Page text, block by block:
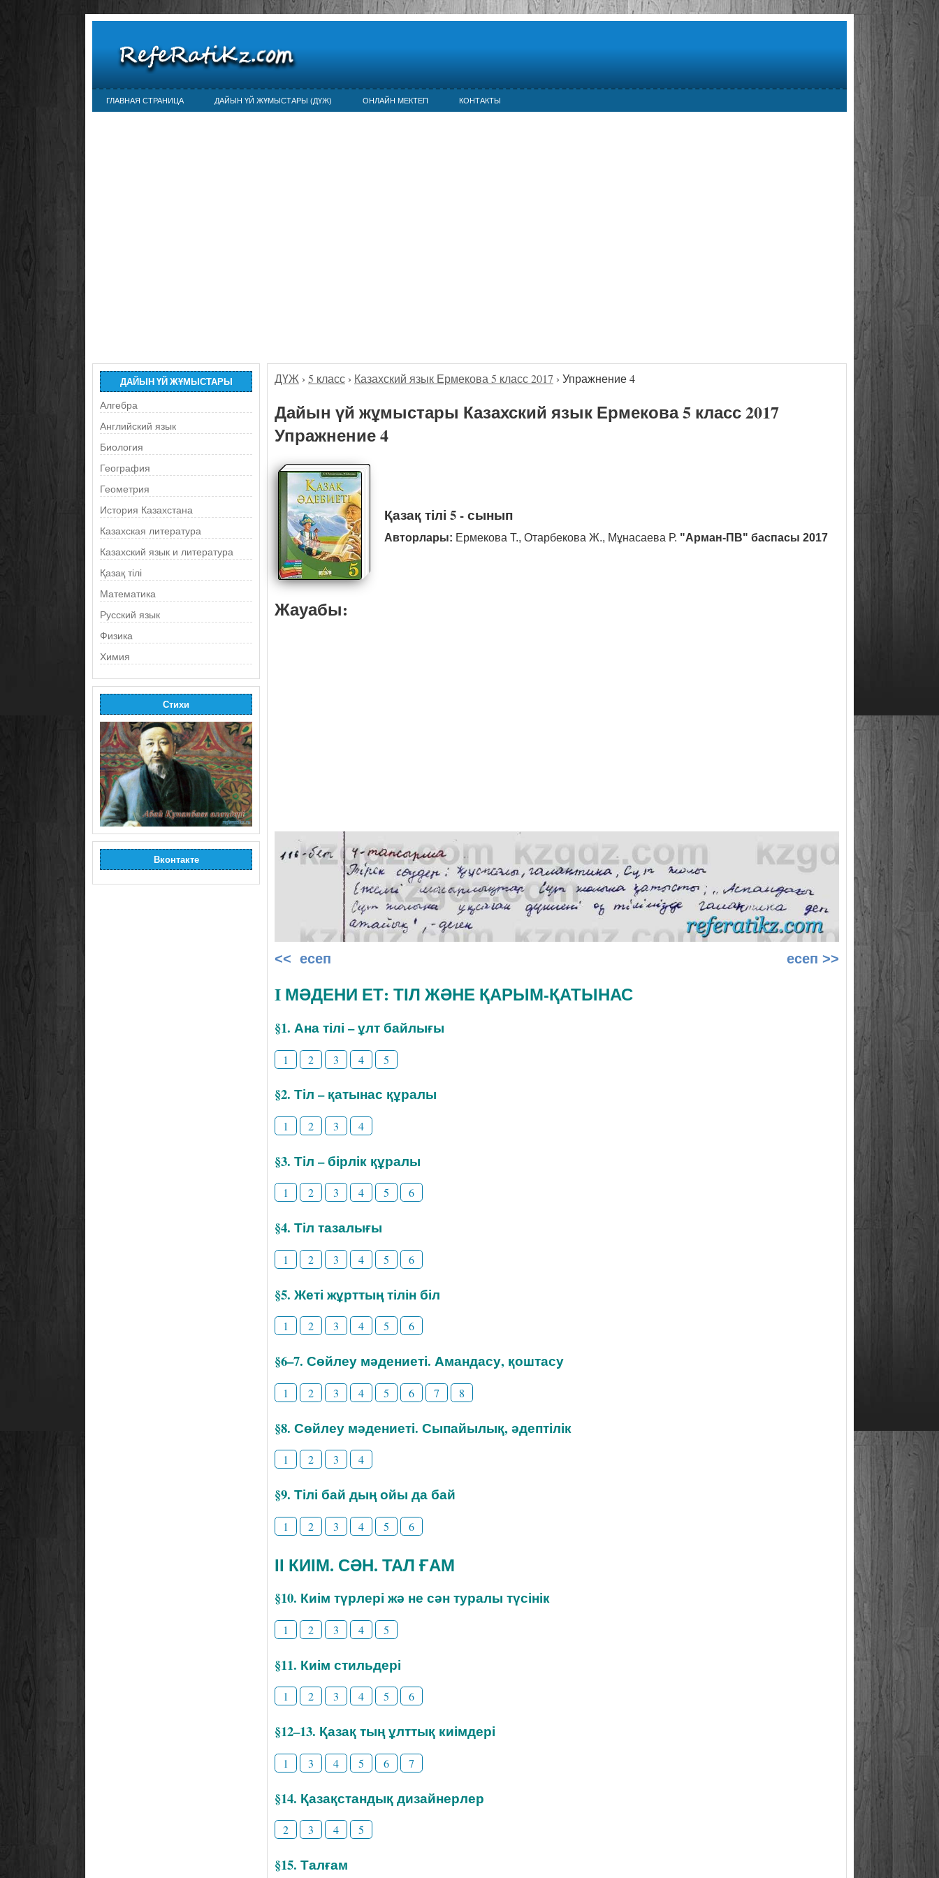
ГЛАВНАЯ СТРАНИЦА ДАЙЫН ҮЙ ЖҰМЫСТАРЫ (ДҮЖ) ОНЛАЙН МЕКТЕП КОНТАКТЫ
ДАЙЫН ҮЙ ЖҰМЫСТАРЫ
Алгебра
Английский язык
Биология
География
Геометрия
История Казахстана
Казахская литература
Казахский язык и литература
Қазақ тілі
Математика
Русский язык
Физика
Химия
Стихи
Вконтакте
ДҮЖ › 5 класс › Казахский язык Ермекова 5 класс 2017 › Упражнение 4
Дайын үй жұмыстары Казахский язык Ермекова 5 класс 2017
Упражнение 4
Қазақ тілі 5 - сынып
Авторлары: Ермекова Т., Отарбекова Ж., Мұнасаева Р. "Арман-ПВ" баспасы 2017
Жауабы:
<< есеп есеп >>
I МӘДЕНИ ЕТ: ТІЛ ЖӘНЕ ҚАРЫМ-ҚАТЫНАС
§1. Ана тілі – ұлт байлығы
1 2 3 4 5
§2. Тіл – қатынас құралы
1 2 3 4
§3. Тіл – бірлік құралы
1 2 3 4 5 6
§4. Тіл тазалығы
1 2 3 4 5 6
§5. Жеті жұрттың тілін біл
1 2 3 4 5 6
§6–7. Сөйлеу мәдениеті. Амандасу, қоштасу
1 2 3 4 5 6 7 8
§8. Сөйлеу мәдениеті. Сыпайылық, әдептілік
1 2 3 4
§9. Тілі бай дың ойы да бай
1 2 3 4 5 6
ІІ КИІМ. СӘН. ТАЛ ҒАМ
§10. Киім түрлері жә не сән туралы түсінік
1 2 3 4 5
§11. Киім стильдері
1 2 3 4 5 6
§12–13. Қазақ тың ұлттық киімдері
1 3 4 5 6 7
§14. Қазақстандық дизайнерлер
2 3 4 5
§15. Талғам